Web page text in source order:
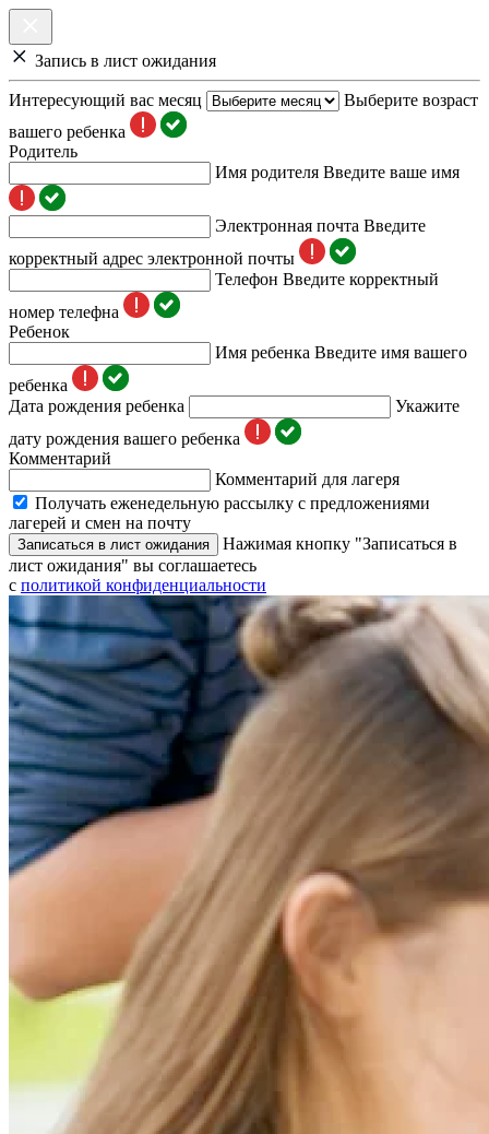
Запись в лист ожидания
Интересующий вас месяц
Выберите возраст
вашего ребенка
Родитель
Имя родителя Введите ваше имя
Электронная почта Введите
корректный адрес электронной почты
Телефон Введите корректный
номер телефна
Ребенок
Имя ребенка Введите имя вашего
ребенка
Дата рождения ребенка
Укажите
дату рождения вашего ребенка
Комментарий
Комментарий для лагеря
Получать еженедельную рассылку с предложениями
лагерей и смен на почту
Записаться в лист ожидания
Нажимая кнопку "Записаться в
лист ожидания" вы соглашаетесь
с политикой конфиденциальности